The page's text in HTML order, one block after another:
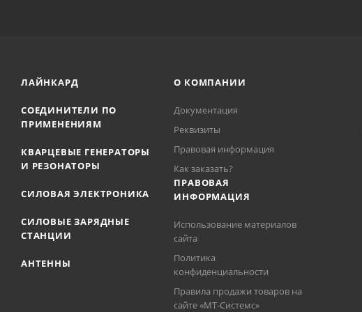
ЛАЙНКАРД
СОЕДИНИТЕЛИ ПО
ПРИМЕНЕНИЯМ
КВАРЦЕВЫЕ ГЕНЕРАТОРЫ
И РЕЗОНАТОРЫ
СИЛОВАЯ ЭЛЕКТРОНИКА
СИЛОВЫЕ ЗАРЯДНЫЕ
СТАНЦИИ
АНТЕННЫ
О КОМПАНИИ
Документация
Реквизиты
Правовая информация
Как заказать?
ПРАВОВАЯ
ИНФОРМАЦИЯ
Использование материалов
сайта
Политика
конфиденциальности
Правила продажи товаров на
сайте «МТ-Системс»